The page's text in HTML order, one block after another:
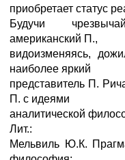
приобретает статус
Будучи
американский П.,
видоизменяясь,
наиболее яркий
представитель П.
П. с идеями
аналитической
Лит.:
Мельвиль Ю.К.